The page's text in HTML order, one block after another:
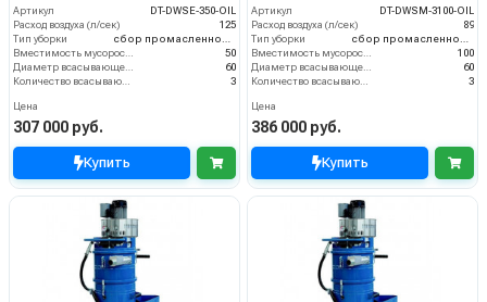
Артикул
DT-DWSE-350-OIL
Расход воздуха (л/сек)
125
Тип уборки
50
60
3
Цена
307 000 руб.
Купить
Артикул
DT-DWSM-3100-OIL
Расход воздуха (л/сек)
89
Тип уборки
100
60
3
Цена
386 000 руб.
Купить